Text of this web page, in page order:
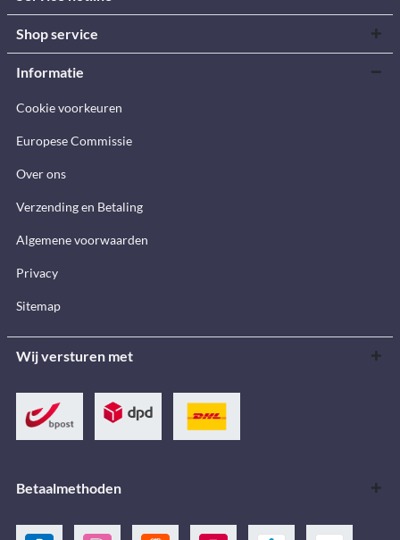
Shop service
Informatie
Cookie voorkeuren
Europese Commissie
Over ons
Verzending en Betaling
Algemene voorwaarden
Privacy
Sitemap
Wij versturen met
Betaalmethoden